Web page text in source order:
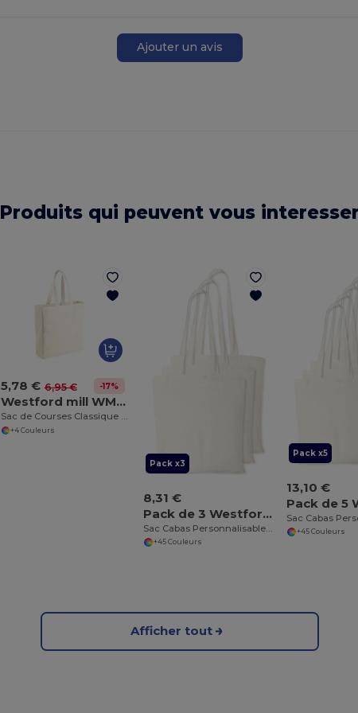
Ajouter un avis
Produits qui peuvent vous
5,78 € 6,95 € -17%
Westford mill WM108
Sac de Courses Classique en Toile
+4 Couleurs
Pack x3
8,31 €
Pack de 3 Westford mill WM101
+45 Couleurs
Pack x5
13,10 €
+45 Couleurs
Afficher tout